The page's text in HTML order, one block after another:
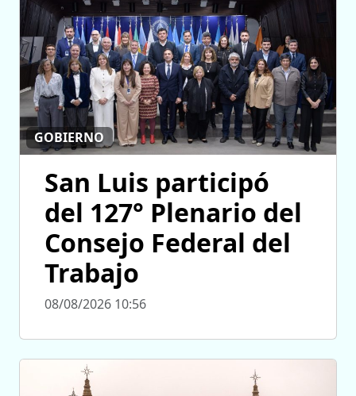
GOBIERNO
San Luis participó
del 127° Plenario del
Consejo Federal del
Trabajo
08/08/2026 10:56